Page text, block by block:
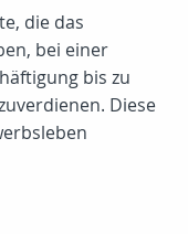
die das
bei einer
bis zu
Diese